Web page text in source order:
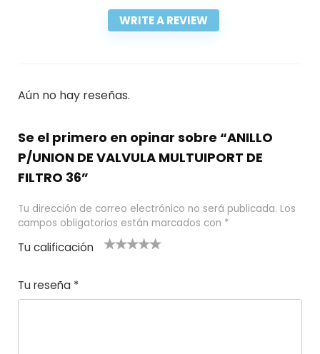
WRITE A REVIEW
Aún no hay reseñas.
Se el primero en opinar sobre “ANILLO
P/UNION DE VALVULA MULTUIPORT DE
FILTRO 36”
Tu dirección de correo electrónico no será publicada. Los
campos obligatorios están marcados con *
Tu calificación
e
5
las
s
Tu reseña *